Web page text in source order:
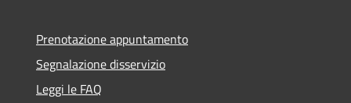
Prenotazione appuntamento
Segnalazione disservizio
Leggi le FAQ